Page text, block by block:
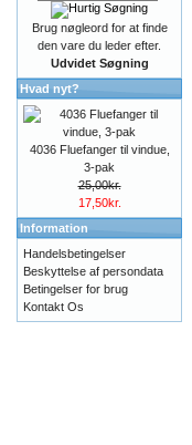
Brug nøgleord for at finde
den vare du leder efter.
Udvidet Søgning
Hvad nyt?
4036 Fluefanger til vindue,
3-pak
25,00kr.
17,50kr.
Information
Handelsbetingelser
Beskyttelse af persondata
Betingelser for brug
Kontakt Os